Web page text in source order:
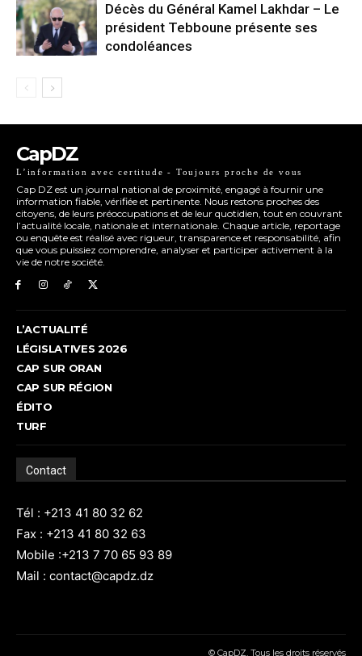
Décès du Général Kamel Lakhdar – Le
président Tebboune présente ses
condoléances
CapDZ
L’information avec certitude - Toujours proche de vous
Cap DZ est un journal national de proximité, engagé à fournir une
information fiable, vérifiée et pertinente. Nous restons proches des
citoyens, de leurs préoccupations et de leur quotidien, tout en couvrant
l’actualité locale, nationale et internationale. Chaque article, reportage
ou enquête est réalisé avec rigueur, transparence et responsabilité, afin
que vous puissiez comprendre, analyser et participer activement à la
vie de notre société.
L’ACTUALITÉ
LÉGISLATIVES 2026
CAP SUR ORAN
CAP SUR RÉGION
ÉDITO
TURF
Contact
Tél : +213 41 80 32 62
Fax : +213 41 80 32 63
Mobile :+213 7 70 65 93 89
Mail : contact@capdz.dz
© CapDZ, Tous les droits réservés